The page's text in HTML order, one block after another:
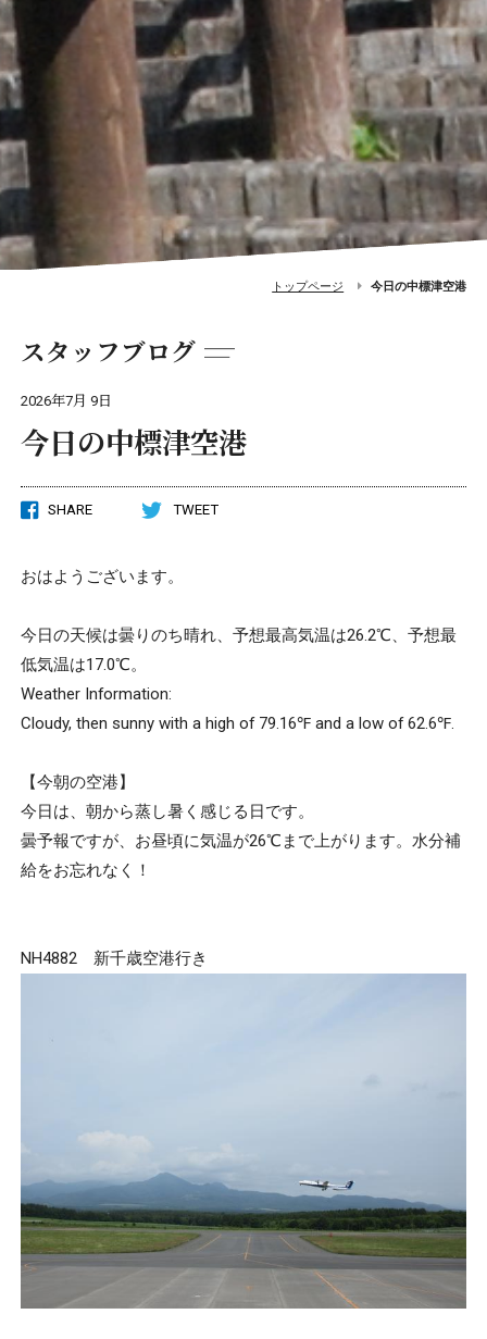
トップページ 今日の中標津空港
スタッフブログ
2026年7月 9日
今日の中標津空港
SHARE TWEET
おはようございます。
今日の天候は曇りのち晴れ、予想最高気温は26.2℃、予想最
低気温は17.0℃。
Weather Information:
Cloudy, then sunny with a high of 79.16℉ and a low of 62.6℉.
【今朝の空港】
今日は、朝から蒸し暑く感じる日です。
曇予報ですが、お昼頃に気温が26℃まで上がります。水分補
給をお忘れなく！
NH4882 新千歳空港行き